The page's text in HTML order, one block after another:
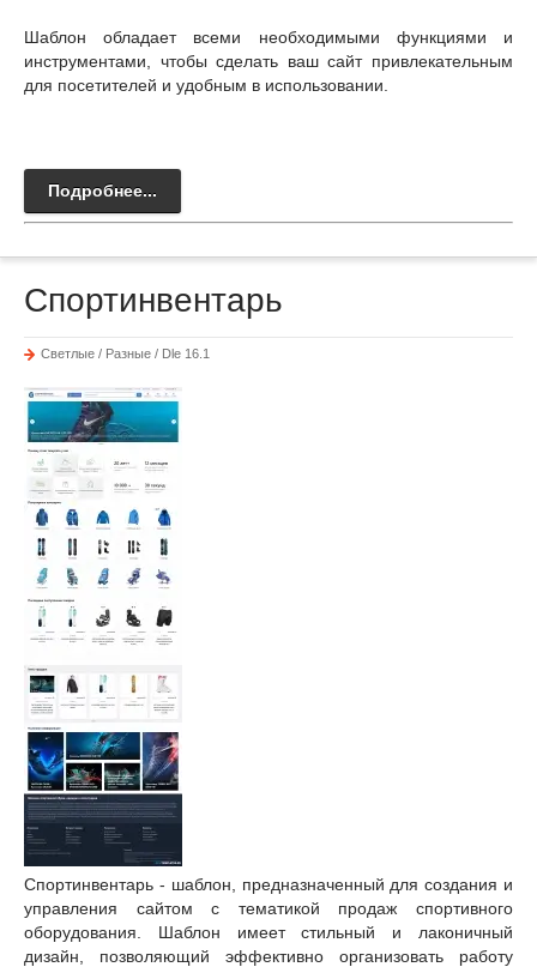
Шаблон обладает всеми необходимыми функциями и
инструментами, чтобы сделать ваш сайт привлекательным
для посетителей и удобным в использовании.
Подробнее...
Спортинвентарь
Светлые / Разные / Dle 16.1
Спортинвентарь - шаблон, предназначенный для создания и
управления сайтом с тематикой продаж спортивного
оборудования. Шаблон имеет стильный и лаконичный
дизайн, позволяющий эффективно организовать работу